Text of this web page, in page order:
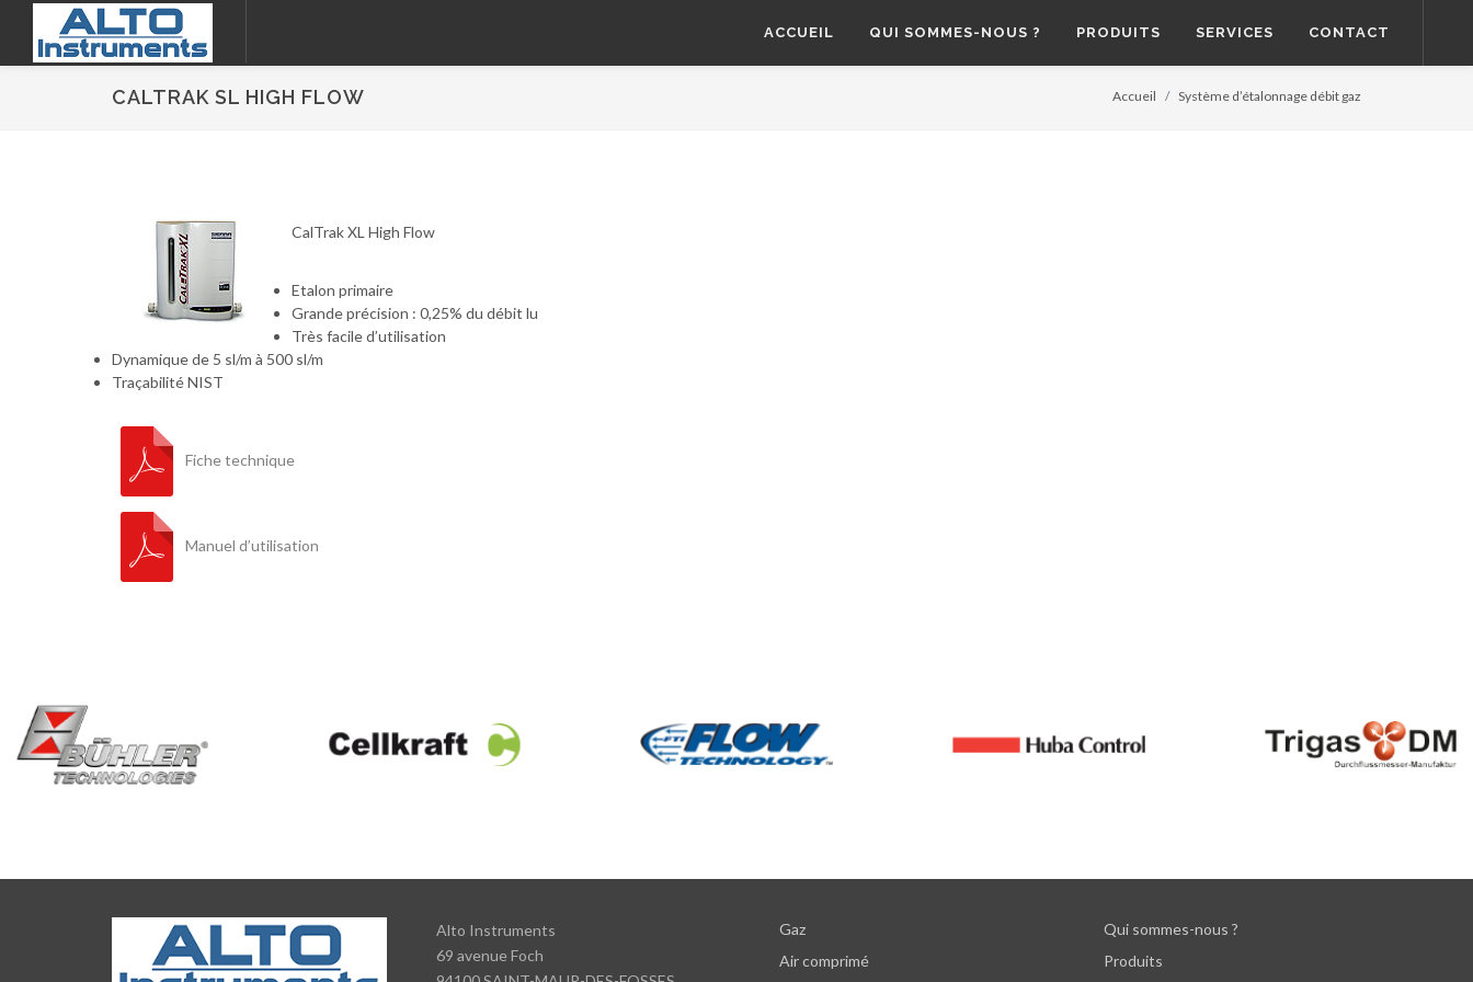
ACCUEIL QUI SOMMES-NOUS ? PRODUITS SERVICES CONTACT
CALTRAK SL HIGH FLOW Accueil Système d’étalonnage débit gaz
CalTrak XL High Flow
Etalon primaire
Grande précision : 0,25% du débit lu
Très facile d’utilisation
Dynamique de 5 sl/m à 500 sl/m
Traçabilité NIST
Fiche technique
Manuel d’utilisation
Alto Instruments
69 avenue Foch
Gaz
Air comprimé
Qui sommes-nous ?
Produits